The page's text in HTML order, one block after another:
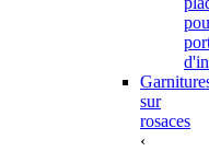
sur
rosaces
‹